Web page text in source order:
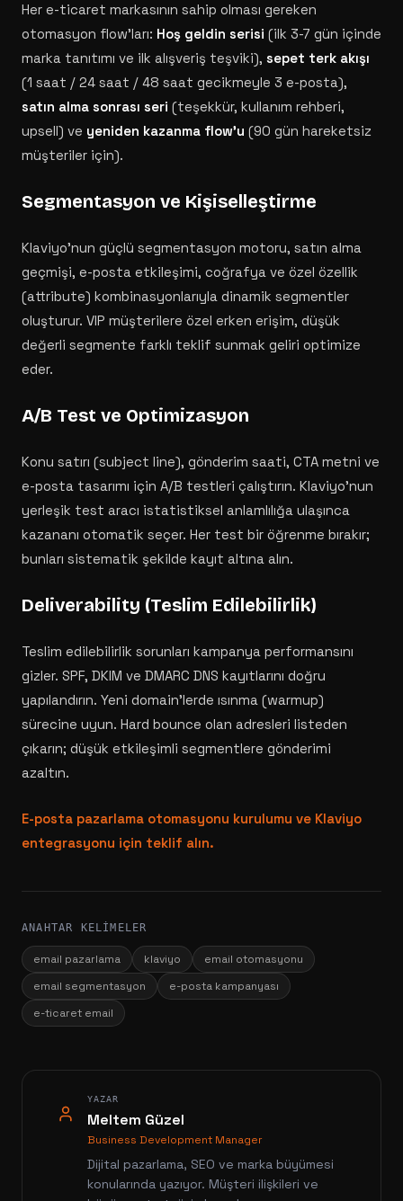
Her e-ticaret markasının sahip olması gereken
otomasyon flow'ları: Hoş geldin serisi (ilk 3-7 gün içinde
marka tanıtımı ve ilk alışveriş teşviki), sepet terk akışı
(1 saat / 24 saat / 48 saat gecikmeyle 3 e-posta),
satın alma sonrası seri (teşekkür, kullanım rehberi,
upsell) ve yeniden kazanma flow'u (90 gün hareketsiz
müşteriler için).
Segmentasyon ve Kişiselleştirme
Klaviyo'nun güçlü segmentasyon motoru, satın alma
geçmişi, e-posta etkileşimi, coğrafya ve özel özellik
(attribute) kombinasyonlarıyla dinamik segmentler
oluşturur. VIP müşterilere özel erken erişim, düşük
değerli segmente farklı teklif sunmak geliri optimize
eder.
A/B Test ve Optimizasyon
Konu satırı (subject line), gönderim saati, CTA metni ve
e-posta tasarımı için A/B testleri çalıştırın. Klaviyo'nun
yerleşik test aracı istatistiksel anlamlılığa ulaşınca
kazananı otomatik seçer. Her test bir öğrenme bırakır;
bunları sistematik şekilde kayıt altına alın.
Deliverability (Teslim Edilebilirlik)
Teslim edilebilirlik sorunları kampanya performansını
gizler. SPF, DKIM ve DMARC DNS kayıtlarını doğru
yapılandırın. Yeni domain'lerde ısınma (warmup)
sürecine uyun. Hard bounce olan adresleri listeden
çıkarın; düşük etkileşimli segmentlere gönderimi
azaltın.
E-posta pazarlama otomasyonu kurulumu ve Klaviyo
entegrasyonu için teklif alın.
ANAHTAR KELIMELER
email pazarlama klaviyo
email otomasyonu
email segmentasyon
e-posta kampanyası
e-ticaret email
YAZAR
Meltem Güzel
Business Development Manager
Dijital pazarlama, SEO ve marka büyümesi
konularında yazıyor. Müşteri ilişkileri ve